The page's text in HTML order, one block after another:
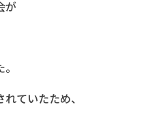
が
ていたため、